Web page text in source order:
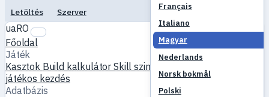
Français
Italiano
Magyar
Nederlands
Norsk bokmål
Polski
Letöltés
Szerver
uaRO
Főoldal
Játék
Kasztok Build kalkulátorSkill szimulátor
játékos kezdés
Adatbázis